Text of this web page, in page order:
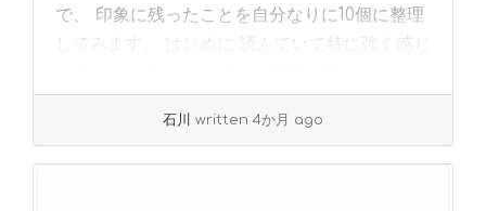
で、 印象に残ったことを自分なりに10個に整理
してみます。 はじめに 読んでいて特に強く感じ
石川 written 4か月 ago